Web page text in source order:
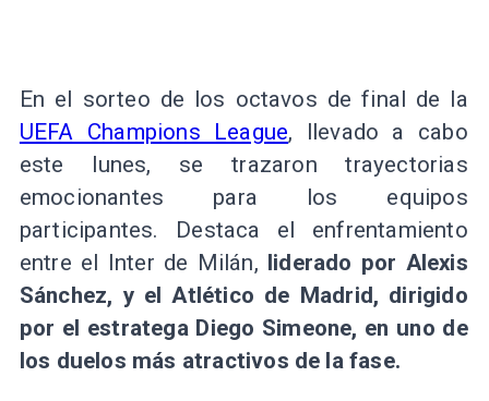
En el sorteo de los octavos de final de la
UEFA Champions League, llevado a cabo
este lunes, se trazaron trayectorias
emocionantes para los equipos
participantes. Destaca el enfrentamiento
entre el Inter de Milán, liderado por Alexis
Sánchez, y el Atlético de Madrid, dirigido
por el estratega Diego Simeone, en uno de
los duelos más atractivos de la fase.